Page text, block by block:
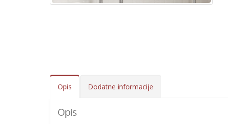
Opis Dodatne informacije
Opis